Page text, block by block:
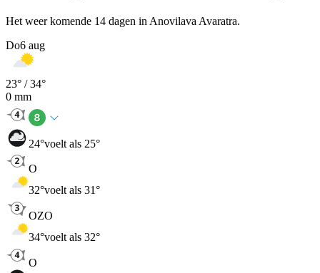
Het weer komende 14 dagen in Anovilava Avaratra.
Do6 aug
23° /34°
0 mm
24°voelt als 25°
O
32°voelt als 31°
OZO
34°voelt als 32°
O